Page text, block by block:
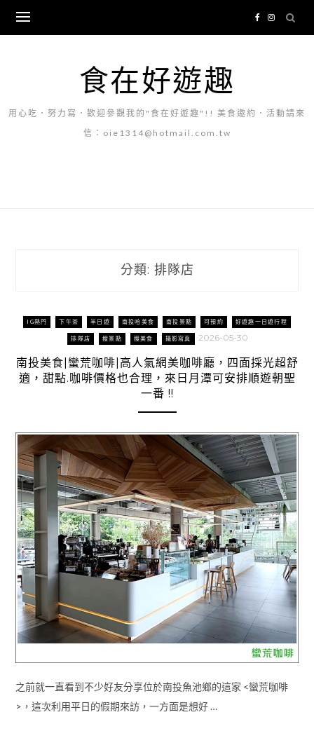
content
食在好遊趣
用心吃．努力寫．歡迎參觀我的"食在好遊趣"!! 美食邀約．活動請來
信：oie1314@hotmail.com.tw
分類: 排隊店
IG熱門 下午茶 半日遊 南投哈美食 南投景點 可預約 好遊趣一日遊行程
排隊店 搜景點 搜美食 攝影寫真 2026-05-30
南投美食|蠻荒咖啡|高人氣網美咖啡廳，四面採光超舒
適，甜點.咖啡價格也合理，來日月潭可安排順遊朝聖
一番 !!
之前就一直看到不少好友分享位於南投魚池鄉的這家 <蠻荒咖啡
>，這次利用平日的假期來訪，一方面是想好 …